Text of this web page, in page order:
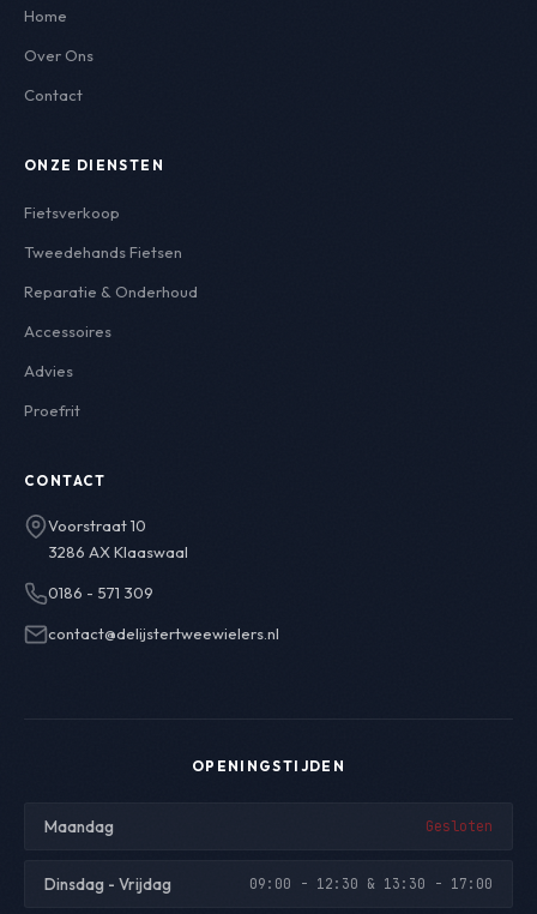
Home
Over Ons
Contact
ONZE DIENSTEN
Fietsverkoop
Tweedehands Fietsen
Reparatie & Onderhoud
Accessoires
Advies
Proefrit
CONTACT
Voorstraat 10
3286 AX Klaaswaal
0186 - 571 309
contact@delijstertweewielers.nl
OPENINGSTIJDEN
Maandag Gesloten
Dinsdag - Vrijdag 09:00 - 12:30 & 13:30 - 17:00